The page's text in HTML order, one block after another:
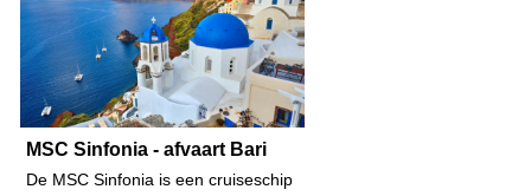
MSC Sinfonia - afvaart Bari
De MSC Sinfonia is een cruiseschip